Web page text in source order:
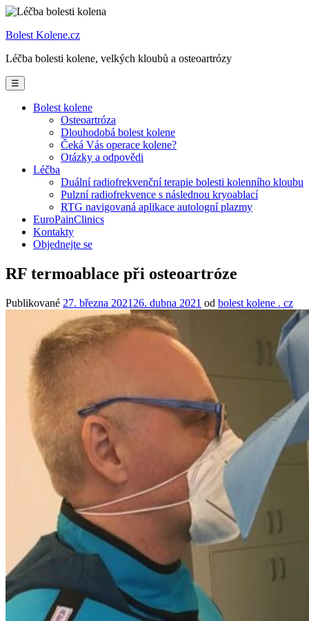
Prejsť
obsah
Bolest Kolene.cz
Léčba bolesti kolene, velkých kloubů a osteoartrózy
☰
Bolest kolene
Osteoartróza
Dlouhodobá bolest kolene
Čeká Vás operace kolene?
Otázky a odpovědi
Léčba
Duální radiofrekvenční terapie bolesti kolenního kloubu
Pulzní radiofrekvence s následnou kryoablací
RTG navigovaná aplikace autologní plazmy
EuroPainClinics
Kontakty
Objednejte se
RF termoablace při osteoartróze
Publikované 27. března 2021 26. dubna 2021 od bolest kolene . cz